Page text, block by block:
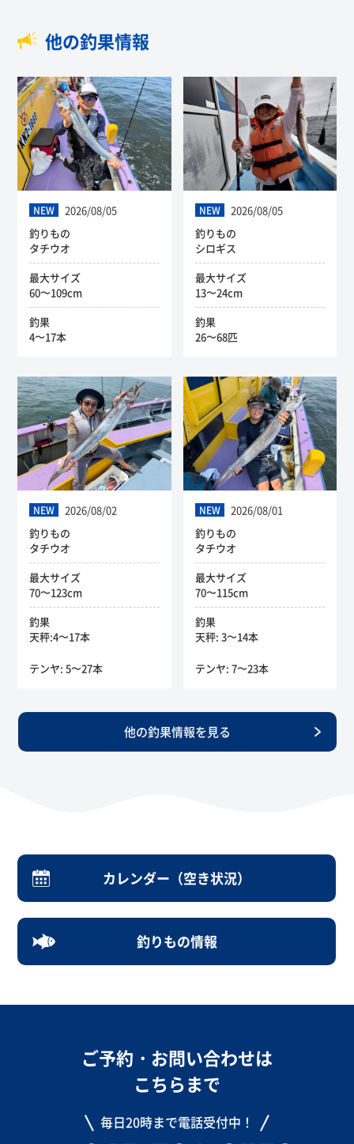
他の釣果情報
NEW
2026/08/05
釣りもの
タチウオ
最大サイズ
60〜109cm
釣果
4〜17本
NEW
2026/08/05
釣りもの
シロギス
最大サイズ
13〜24cm
釣果
26〜68匹
NEW
2026/08/02
釣りもの
タチウオ
最大サイズ
70〜123cm
釣果
天秤:4〜17本
テンヤ: 5〜27本
NEW
2026/08/01
釣りもの
タチウオ
最大サイズ
70〜115cm
釣果
天秤: 3〜14本
テンヤ: 7〜23本
他の釣果情報を見る
カレンダー（空き状況）
釣りもの情報
ご予約・お問い合わせは
こちらまで
毎日20時まで電話受付中！